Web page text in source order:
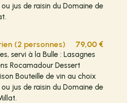
jus de raisin du Domaine de
(2 personnes) 79,00 €
servi à la Bulle : Lasagnes
Rocamadour Dessert
Bouteille de vin au choix
jus de raisin du Domaine de